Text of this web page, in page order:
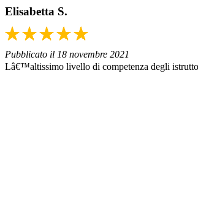
Elisabetta S.
Pubblicato il 18 novembre 2021
Lâ€™altissimo livello di competenza degli